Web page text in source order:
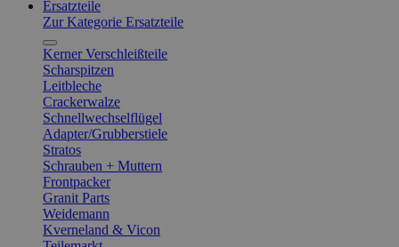
Ersatzteile
Zur Kategorie Ersatzteile
Kerner Verschleißteile
Scharspitzen
Leitbleche
Crackerwalze
Schnellwechselflügel
Adapter/Grubberstiele
Stratos
Schrauben + Muttern
Frontpacker
Granit Parts
Weidemann
Kverneland & Vicon